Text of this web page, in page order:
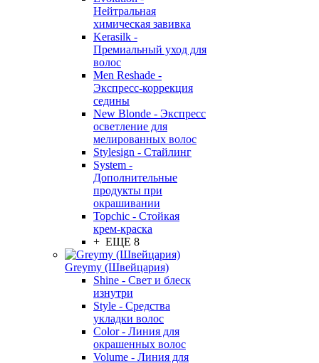
Нейтральная
химическая завивка
Kerasilk -
Премиальный уход для
волос
Men Reshade -
Экспресс-коррекция
седины
New Blonde - Экспресс
осветление для
мелированных волос
Stylesign - Стайлинг
System -
Дополнительные
продукты при
окрашивании
Topchic - Стойкая
крем-краска
+ ЕЩЕ 8
Greymy (Швейцария)
Shine - Свет и блеск
изнутри
Style - Средства
укладки волос
Color - Линия для
окрашенных волос
Volume - Линия для